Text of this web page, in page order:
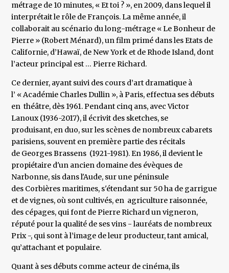
métrage de 10 minutes, « Et toi ? », en 2009, dans lequel il
interprétait le rôle de François. La même année, il
collaborait au scénario du long-métrage « Le Bonheur de
Pierre » (Robert Ménard), un film primé dans les Etats de
Californie, d’Hawaï, de New York et de Rhode Island, dont
l’acteur principal est … Pierre Richard.
Ce dernier, ayant suivi des cours d’art dramatique à
l’ « Académie Charles Dullin », à Paris, effectua ses débuts
en théâtre, dès 1961. Pendant cinq ans, avec Victor
Lanoux (1936-2017), il écrivit des sketches, se
produisant, en duo, sur les scènes de nombreux cabarets
parisiens, souvent en première partie des récitals
de Georges Brassens (1921-1981). En 1986, il devient le
propiétaire d'un ancien domaine des évèques de
Narbonne, sis dans l'Aude, sur une péninsule
des Corbières maritimes, s'étendant sur 50 ha de garrigue
et de vignes, où sont cultivés, en agriculture raisonnée,
des cépages, qui font de Pierre Richard un vigneron,
réputé pour la qualité de ses vins - lauréats de nombreux
Prix -, qui sont à l’image de leur producteur, tant amical,
qu’attachant et populaire.
Quant à ses débuts comme acteur de cinéma, ils